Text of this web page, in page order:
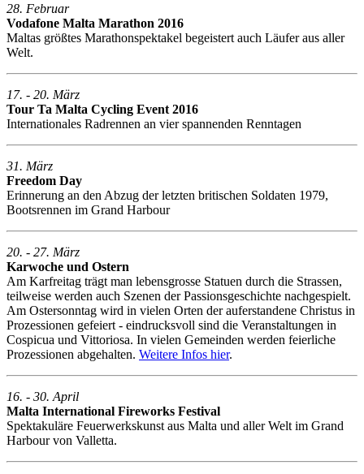
28. Februar
Vodafone Malta Marathon 2016
Maltas größtes Marathonspektakel begeistert auch Läufer aus aller
Welt.
17. - 20. März
Tour Ta Malta Cycling Event 2016
Internationales Radrennen an vier spannenden Renntagen
31. März
Freedom Day
Erinnerung an den Abzug der letzten britischen Soldaten 1979,
Bootsrennen im Grand Harbour
20. - 27. März
Karwoche und Ostern
Am Karfreitag trägt man lebensgrosse Statuen durch die Strassen,
teilweise werden auch Szenen der Passionsgeschichte nachgespielt.
Am Ostersonntag wird in vielen Orten der auferstandene Christus in
Prozessionen gefeiert - eindrucksvoll sind die Veranstaltungen in
Cospicua und Vittoriosa. In vielen Gemeinden werden feierliche
Prozessionen abgehalten. Weitere Infos hier.
16. - 30. April
Malta International Fireworks Festival
Spektakuläre Feuerwerkskunst aus Malta und aller Welt im Grand
Harbour von Valletta.